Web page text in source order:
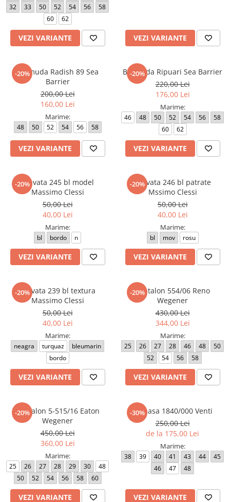
32
33 50 52 54 56
58
60
62
VEZI VARIANTE VEZI VARIANTE
-20%
Bermuda Radish 89 Sea
Barrier
200,00 Lei
160,00 Lei
Marime:
48 50 52 54 56 58
VEZI VARIANTE
-20%
Bermuda Ripuari Sea Barrier
220,00 Lei
176,00 Lei
Marime:
46 48 50 52 54 56
58
60
62
VEZI VARIANTE
-20%
Cravata 245 bl model
Massimo Clessi
50,00 Lei
40,00 Lei
Marime:
bl bordo n
VEZI VARIANTE
-20%
Cravata 246 bl patrate
Mssimo Clessi
50,00 Lei
40,00 Lei
Marime:
bl mov rosu
VEZI VARIANTE
-20%
Cravata 239 bl textura
Massimo Clessi
50,00 Lei
40,00 Lei
Marime:
neagra turquaz
bleumarin
bordo
VEZI VARIANTE
-20%
Pantalon 554/06 Reno
Wegener
430,00 Lei
344,00 Lei
Marime:
25 26 27 28 46 48
50
52
54 56 58
VEZI VARIANTE
-20%
Pantalon 5-515/16 Eaton
Wegener
450,00 Lei
360,00 Lei
Marime:
25 26 27 28 29 30
48
50
52 54 56 58 60
VEZI VARIANTE
-30%
Camasa 1840/000 Venti
250,00 Lei
de la 175,00 Lei
Marime:
38 39 40 41 43 44
45
46
47 48
VEZI VARIANTE